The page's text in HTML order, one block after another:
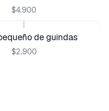
$4.900
de guindas
$2.900